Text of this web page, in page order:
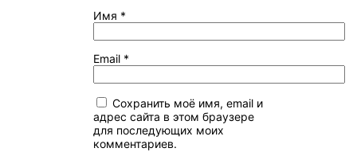
Имя *
Email *
Сохранить моё имя, email и
адрес сайта в этом браузере
для последующих моих
комментариев.